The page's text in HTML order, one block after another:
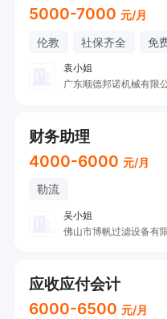
5000-7000 元/月
伦教 社保齐全 免
袁小姐
广东顺德邦诺机械有限
财务助理
4000-6000 元/月
勒流
吴小姐
佛山市博帆过滤设备有
应收应付会计
6000-6500 元/月